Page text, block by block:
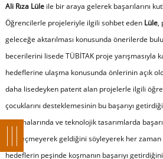
Ali Rıza Lüleile bir araya gelerek başarılarını
Öğrencilerle projeleriyle ilgili sohbet eden Lüle,
geleceğe aktarılması konusunda önerilerde
becerilerini lisede TÜBİTAK proje yarışmasıyla
hedeflerine ulaşma konusunda önlerinin açık
daha lisedeyken patent alan projelerle ilgili
çocuklarını desteklemesinin bu başarıyı
çalışmalarında ve teknolojik tasarımlarda
vazgeçmeyerek geldiğini söyleyerek her zaman
hedeflerin peşinde koşmanın başarıyı